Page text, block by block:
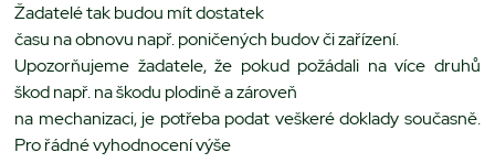
Žadatelé tak budou mít dostatek
času na obnovu např. poničených budov či zařízení.
Upozorňujeme žadatele, že pokud požádali na více druhů
škod např. na škodu plodině a zároveň
na mechanizaci, je potřeba podat veškeré doklady současně.
Pro řádné vyhodnocení výše